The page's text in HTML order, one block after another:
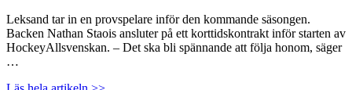
Leksand tar in en provspelare inför den kommande säsongen.
Backen Nathan Staois ansluter på ett korttidskontrakt inför starten av
HockeyAllsvenskan. – Det ska bli spännande att följa honom, säger
…